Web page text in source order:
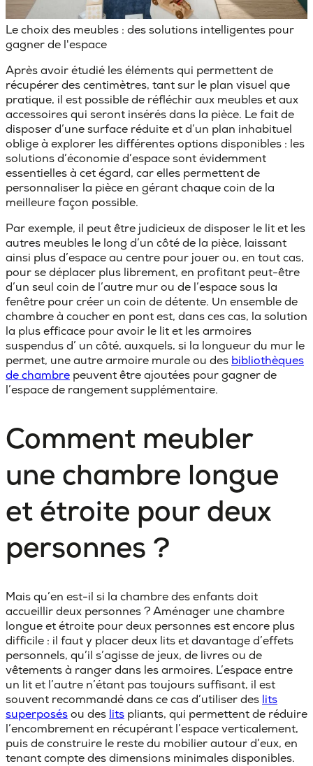
Le choix des meubles : des solutions intelligentes pour
gagner de l'espace
Après avoir étudié les éléments qui permettent de
récupérer des centimètres, tant sur le plan visuel que
pratique, il est possible de réfléchir aux meubles et aux
accessoiresqui seront insérés dans la pièce. Le fait de
disposer d’une surface réduite et d’un plan inhabituel
oblige à explorer les différentes options disponibles : les
solutions d’économie d’espacesont évidemment
essentielles à cet égard, car elles permettent de
personnaliser la pièce en gérant chaque coin de la
meilleure façon possible.
Par exemple, il peut être judicieux dedisposer le lit et les
autres meubles le long d’un côté de la pièce, laissant
ainsi plus d’espace au centre pour jouer ou, en tout cas,
pour se déplacer plus librement, en profitant peut-être
d’un seul coin de l’autre mur ou de l’espace sous la
fenêtre pour créer un coin de détente. Un ensemble de
chambre à coucher en pont est, dans ces cas, la solution
la plus efficace pour avoir le lit et les armoires
suspendus d’ un côté, auxquels, si la longueur du mur le
permet, une autre armoire murale ou des bibliothèques
de chambre peuvent être ajoutées pour gagner de
l’espace de rangement supplémentaire.
Comment meubler
une chambre longue
et étroite pour deux
personnes ?
Mais qu’en est-il si la chambre des enfants doit
accueillir deux personnes ?Aménager une chambre
longue et étroite pour deux personnesest encore plus
difficile : il faut y placer deux lits et davantage d’effets
personnels, qu’il s’agisse de jeux, de livres ou de
vêtements à ranger dans les armoires. L’espace entre
un lit et l’autre n’étant pas toujours suffisant, il est
souvent recommandé dans ce cas d’utiliser des lits
superposésou des lits pliants, qui permettent de réduire
l’encombrement en récupérant l’espace verticalement,
puis de construire le reste du mobilier autour d’eux, en
tenant compte des dimensions minimales disponibles.